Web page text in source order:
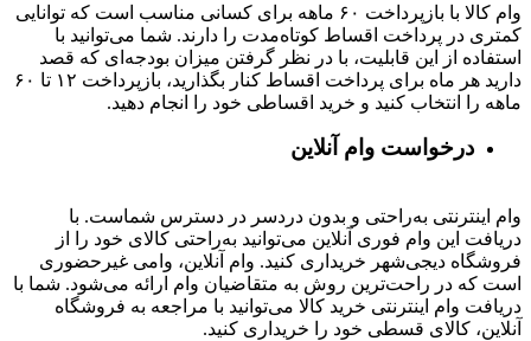
وام کالا با بازپرداخت ۶۰ ماهه برای کسانی مناسب است که توانایی
کمتری در پرداخت اقساط کوتاه‌مدت را دارند. شما می‌توانید با
استفاده از این قابلیت، با در نظر گرفتن میزان بودجه‌ای که قصد
دارید هر ماه برای پرداخت اقساط کنار بگذارید، بازپرداخت ۱۲ تا ۶۰
ماهه را انتخاب کنید و خرید اقساطی خود را انجام دهید.
درخواست وام آنلاین
وام اینترنتی به‌راحتی و بدون دردسر در دسترس شماست. با
دریافت این وام فوری آنلاین می‌توانید به‌راحتی کالای خود را از
فروشگاه دیجی‌شهر خریداری کنید. وام آنلاین، وامی غیرحضوری
است که در راحت‌ترین روش به متقاضیان وام ارائه می‌شود. شما با
دریافت وام اینترنتی خرید کالا می‌توانید با مراجعه به فروشگاه
آنلاین، کالای قسطی خود را خریداری کنید.